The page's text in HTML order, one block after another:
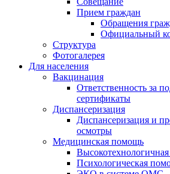
Прием граждан
Обращения
Официальный
Структура
Фотогалерея
Для населения
Вакцинация
Ответственность за
сертификаты
Диспансеризация
Диспансеризация и
осмотры
Медицинская помощь
Психологическая